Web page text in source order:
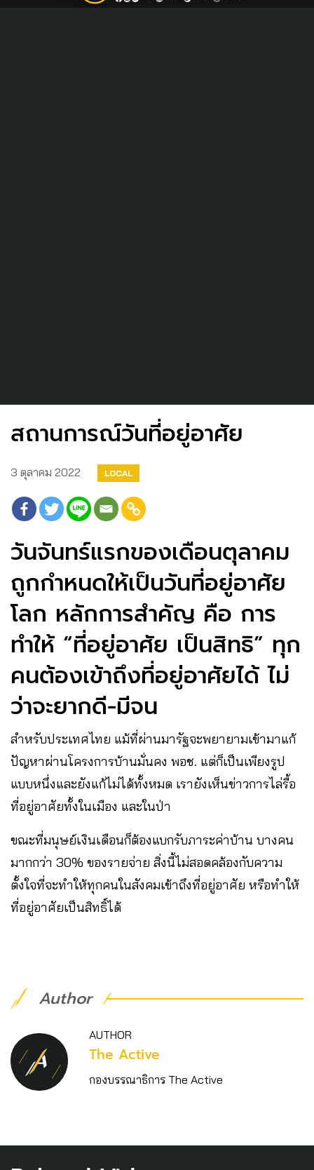
สถานการณ์วันที่อยู่อาศัย
3 ตุลาคม 2022 LOCAL
วันจันทร์แรกของเดือนตุลาคม
ถูกกำหนดให้เป็นวันที่อยู่อาศัย
โลก หลักการสำคัญ คือ การ
ทำให้ “ที่อยู่อาศัย เป็นสิทธิ” ทุก
คนต้องเข้าถึงที่อยู่อาศัยได้ ไม่
ว่าจะยากดี-มีจน
สำหรับประเทศไทย แม้ที่ผ่านมารัฐจะพยายามเข้ามาแก้
ปัญหาผ่านโครงการบ้านมั่นคง พอช. แต่ก็เป็นเพียงรูป
แบบหนึ่งและยังแก้ไม่ได้ทั้งหมด เรายังเห็นข่าวการไล่รื้อ
ที่อยู่อาศัยทั้งในเมือง และในป่า
ขณะที่มนุษย์เงินเดือนก็ต้องแบกรับภาระค่าบ้าน บางคน
มากกว่า 30% ของรายจ่าย สิ่งนี้ไม่สอดคล้องกับความ
ตั้งใจที่จะทำให้ทุกคนในสังคมเข้าถึงที่อยู่อาศัย หรือทำให้
ที่อยู่อาศัยเป็นสิทธิ์ได้
Author
AUTHOR
The Active
กองบรรณาธิการ The Active